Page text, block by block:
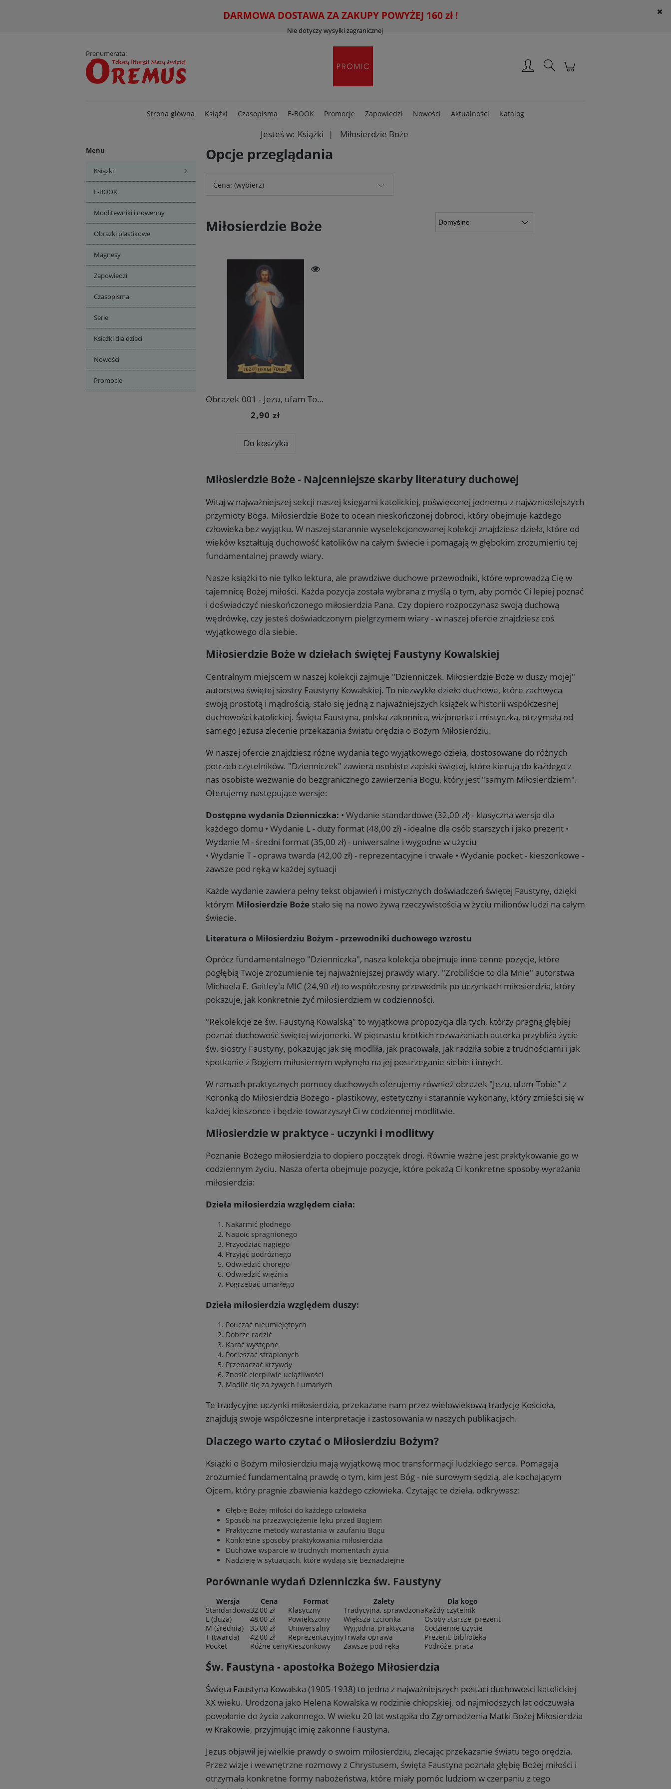
DARMOWA DOSTAWA ZA ZAKUPY POWYŻEJ 160 zł !
Nie dotyczy wysyłki zagranicznej
Prenumerata:
Strona główna Książki Czasopisma E-BOOK Promocje Zapowiedzi Nowości Aktualności Katalog
Jesteś w: Książki Miłosierdzie Boże
Menu
Książki
E-BOOK
Modlitewniki i nowenny
Obrazki plastikowe
Magnesy
Zapowiedzi
Czasopisma
Serie
Książki dla dzieci
Nowości
Promocje
Opcje przeglądania
Cena: (wybierz)
Miłosierdzie Boże
Obrazek 001 - Jezu, ufam Tobie - Koronka do Miłosierdzia Bożego
2,90 zł
Do koszyka
Miłosierdzie Boże - Najcenniejsze skarby literatury duchowej
Witaj w najważniejszej sekcji naszej księgarni katolickiej, poświęconej jednemu z najwznioślejszych
przymioty Boga. Miłosierdzie Boże to ocean nieskończonej dobroci, który obejmuje każdego
człowieka bez wyjątku. W naszej starannie wyselekcjonowanej kolekcji znajdziesz dzieła, które od
wieków kształtują duchowość katolików na całym świecie i pomagają w głębokim zrozumieniu tej
fundamentalnej prawdy wiary.
Nasze książki to nie tylko lektura, ale prawdziwe duchowe przewodniki, które wprowadzą Cię w
tajemnicę Bożej miłości. Każda pozycja została wybrana z myślą o tym, aby pomóc Ci lepiej poznać
i doświadczyć nieskończonego miłosierdzia Pana. Czy dopiero rozpoczynasz swoją duchową
wędrówkę, czy jesteś doświadczonym pielgrzymem wiary - w naszej ofercie znajdziesz coś
wyjątkowego dla siebie.
Miłosierdzie Boże w dziełach świętej Faustyny Kowalskiej
Centralnym miejscem w naszej kolekcji zajmuje "Dzienniczek. Miłosierdzie Boże w duszy mojej"
autorstwa świętej siostry Faustyny Kowalskiej. To niezwykłe dzieło duchowe, które zachwyca
swoją prostotą i mądrością, stało się jedną z najważniejszych książek w historii współczesnej
duchowości katolickiej. Święta Faustyna, polska zakonnica, wizjonerka i mistyczka, otrzymała od
samego Jezusa zlecenie przekazania światu orędzia o Bożym Miłosierdziu.
W naszej ofercie znajdziesz różne wydania tego wyjątkowego dzieła, dostosowane do różnych
potrzeb czytelników. "Dzienniczek" zawiera osobiste zapiski świętej, które kierują do każdego z
nas osobiste wezwanie do bezgranicznego zawierzenia Bogu, który jest "samym Miłosierdziem".
Oferujemy następujące wersje:
Dostępne wydania Dzienniczka: • Wydanie standardowe (32,00 zł) - klasyczna wersja dla
każdego domu • Wydanie L - duży format (48,00 zł) - idealne dla osób starszych i jako prezent •
Wydanie M - średni format (35,00 zł) - uniwersalne i wygodne w użyciu
• Wydanie T - oprawa twarda (42,00 zł) - reprezentacyjne i trwałe • Wydanie pocket - kieszonkowe -
zawsze pod ręką w każdej sytuacji
Każde wydanie zawiera pełny tekst objawień i mistycznych doświadczeń świętej Faustyny, dzięki
którym Miłosierdzie Boże stało się na nowo żywą rzeczywistością w życiu milionów ludzi na całym
świecie.
Literatura o Miłosierdziu Bożym - przewodniki duchowego wzrostu
Oprócz fundamentalnego "Dzienniczka", nasza kolekcja obejmuje inne cenne pozycje, które
pogłębią Twoje zrozumienie tej najważniejszej prawdy wiary. "Zrobiliście to dla Mnie" autorstwa
Michaela E. Gaitley'a MIC (24,90 zł) to współczesny przewodnik po uczynkach miłosierdzia, który
pokazuje, jak konkretnie żyć miłosierdziem w codzienności.
"Rekolekcje ze św. Faustyną Kowalską" to wyjątkowa propozycja dla tych, którzy pragną głębiej
poznać duchowość świętej wizjonerki. W piętnastu krótkich rozważaniach autorka przybliża życie
św. siostry Faustyny, pokazując jak się modliła, jak pracowała, jak radziła sobie z trudnościami i jak
spotkanie z Bogiem miłosiernym wpłynęło na jej postrzeganie siebie i innych.
W ramach praktycznych pomocy duchowych oferujemy również obrazek "Jezu, ufam Tobie" z
Koronką do Miłosierdzia Bożego - plastikowy, estetyczny i starannie wykonany, który zmieści się w
każdej kieszonce i będzie towarzyszył Ci w codziennej modlitwie.
Miłosierdzie w praktyce - uczynki i modlitwy
Poznanie Bożego miłosierdzia to dopiero początek drogi. Równie ważne jest praktykowanie go w
codziennym życiu. Nasza oferta obejmuje pozycje, które pokażą Ci konkretne sposoby wyrażania
miłosierdzia:
Dzieła miłosierdzia względem ciała:
Nakarmić głodnego
Napoić spragnionego
Przyodziać nagiego
Przyjąć podróżnego
Odwiedzić chorego
Odwiedzić więźnia
Pogrzebać umarłego
Dzieła miłosierdzia względem duszy:
Pouczać nieumiejętnych
Dobrze radzić
Karać występne
Pocieszać strapionych
Przebaczać krzywdy
Znosić cierpliwie uciążliwości
Modlić się za żywych i umarłych
Te tradycyjne uczynki miłosierdzia, przekazane nam przez wielowiekową tradycję Kościoła,
znajdują swoje współczesne interpretacje i zastosowania w naszych publikacjach.
Dlaczego warto czytać o Miłosierdziu Bożym?
Książki o Bożym miłosierdziu mają wyjątkową moc transformacji ludzkiego serca. Pomagają
zrozumieć fundamentalną prawdę o tym, kim jest Bóg - nie surowym sędzią, ale kochającym
Ojcem, który pragnie zbawienia każdego człowieka. Czytając te dzieła, odkrywasz:
Głębię Bożej miłości do każdego człowieka
Sposób na przezwyciężenie lęku przed Bogiem
Praktyczne metody wzrastania w zaufaniu Bogu
Konkretne sposoby praktykowania miłosierdzia
Duchowe wsparcie w trudnych momentach życia
Nadzieję w sytuacjach, które wydają się beznadziejne
Porównanie wydań Dzienniczka św. Faustyny
Wersja Cena Format Zalety
Dla kogo
Standardowa32,00 zł Klasyczny Tradycyjna, sprawdzonaKażdy czytelnik
L (duża)
48,00 zł Powiększony Większa czcionka
Osoby starsze, prezent
M (średnia)
35,00 zł Uniwersalny Wygodna, praktyczna
Codzienne użycie
T (twarda)
42,00 zł ReprezentacyjnyTrwała oprawa
Prezent, biblioteka
Pocket
Różne cenyKieszonkowy Zawsze pod ręką Podróże, praca
Św. Faustyna - apostołka Bożego Miłosierdzia
Święta Faustyna Kowalska (1905-1938) to jedna z najważniejszych postaci duchowości katolickiej
XX wieku. Urodzona jako Helena Kowalska w rodzinie chłopskiej, od najmłodszych lat odczuwała
powołanie do życia zakonnego. W wieku 20 lat wstąpiła do Zgromadzenia Matki Bożej Miłosierdzia
w Krakowie, przyjmując imię zakonne Faustyna.
Jezus objawił jej wielkie prawdy o swoim miłosierdziu, zlecając przekazanie światu tego orędzia.
Przez wizje i wewnętrzne rozmowy z Chrystusem, święta Faustyna poznała głębię Bożej miłości i
otrzymała konkretne formy nabożeństwa, które miały pomóc ludziom w czerpaniu z tego
×
Zapisz się na newsletter i otrzymaj
10% rabatuna pierwsze zakupy!
Bądź na bieżąco z nowościami i promocjami Wydawnictwo.pl.
Zapisując się, wyrażasz zgodę na otrzymywanie newslettera. Zapis wymaga
potwierdzenia przez e-mail. Możesz zrezygnować w każdej chwili.